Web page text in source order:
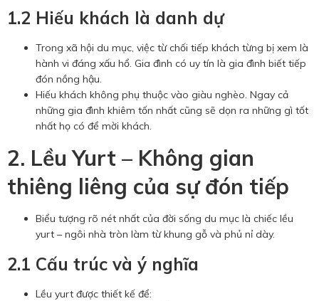
1.2 Hiếu khách là danh dự
Trong xã hội du mục, việc từ chối tiếp khách từng bị xem là
hành vi đáng xấu hổ. Gia đình có uy tín là gia đình biết tiếp
đón nồng hậu.
Hiếu khách không phụ thuộc vào giàu nghèo. Ngay cả
những gia đình khiêm tốn nhất cũng sẽ dọn ra những gì tốt
nhất họ có để mời khách.
2. Lều Yurt – Không gian
thiêng liêng của sự đón tiếp
Biểu tượng rõ nét nhất của đời sống du mục là chiếc lều
yurt – ngôi nhà tròn làm từ khung gỗ và phủ nỉ dày.
2.1 Cấu trúc và ý nghĩa
Lều yurt được thiết kế để: